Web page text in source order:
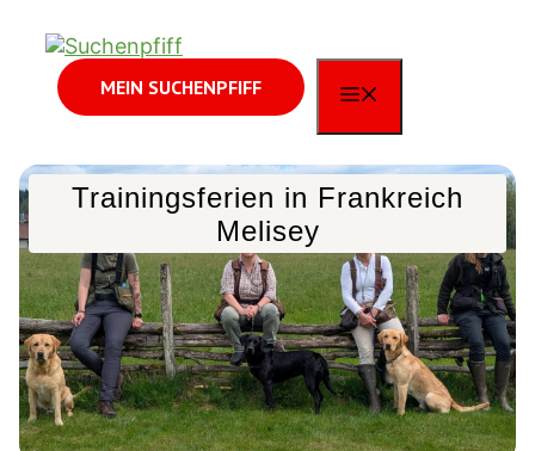
Inhalt
springen
MEIN SUCHENPFIFF
Trainingsferien in Frankreich
Melisey